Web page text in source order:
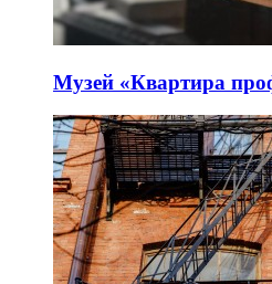
Музей «Квартира